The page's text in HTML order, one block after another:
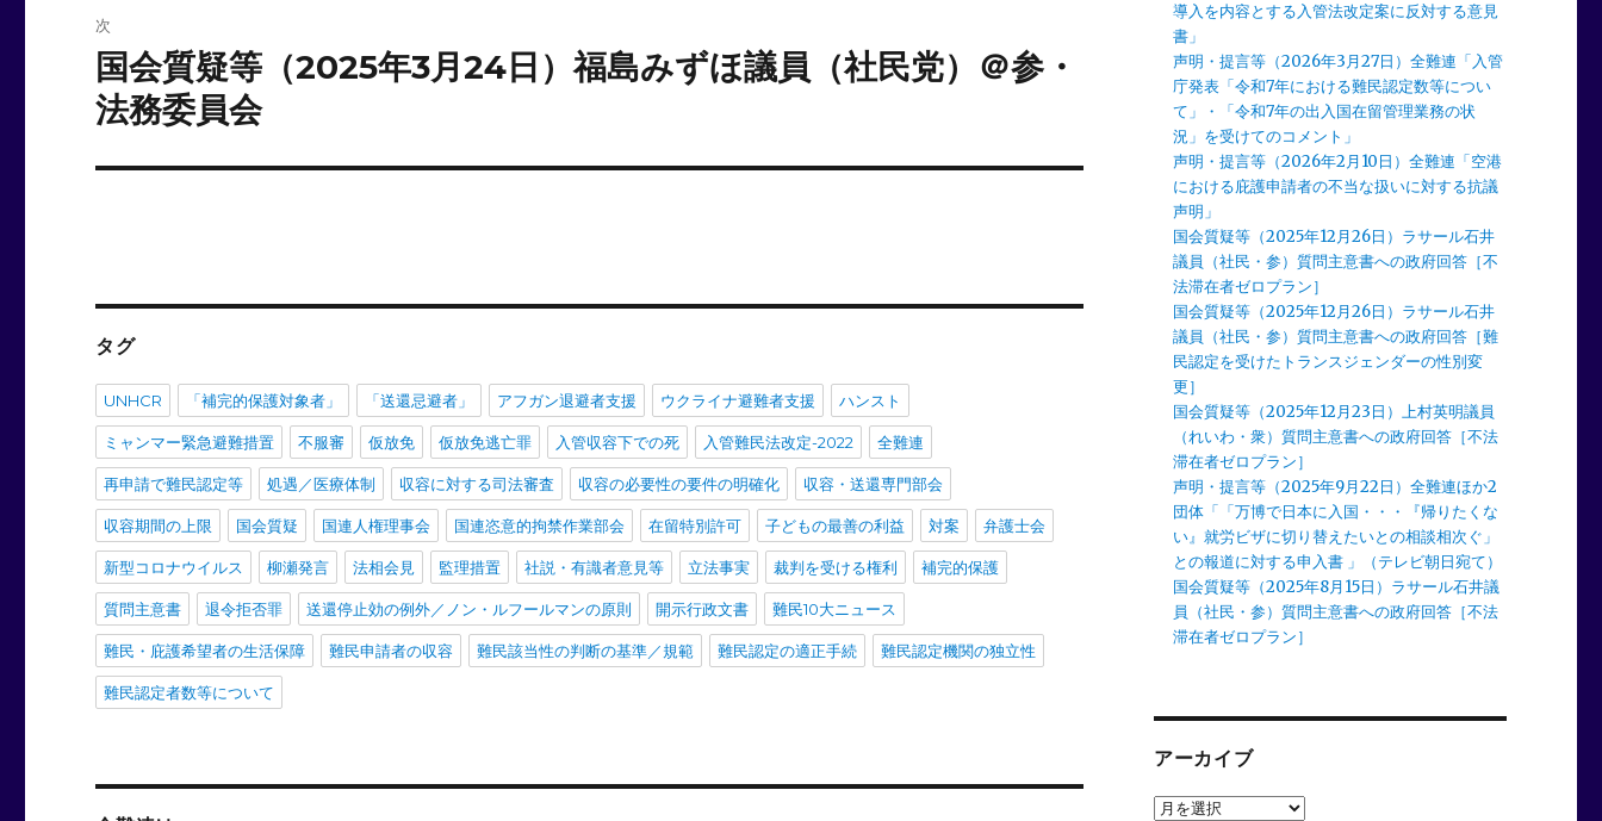
ゲ
ー
稿:
次
次
の
投
稿:
国会質疑等（2025年3月24日）福島みずほ議員（社民党）＠参・
法務委員会
タグ
UNHCR 「補完的保護対象者」 「送還忌避者」 アフガン退避者支援 ウクライナ避難者支援 ハンスト
ミャンマー緊急避難措置 不服審 仮放免 仮放免逃亡罪 入管収容下での死 入管難民法改定-2022 全難連
再申請で難民認定等 処遇／医療体制 収容に対する司法審査 収容の必要性の要件の明確化 収容・送還専門部会
収容期間の上限 国会質疑 国連人権理事会 国連恣意的拘禁作業部会 在留特別許可 子どもの最善の利益 対案 弁護士会
新型コロナウイルス 柳瀬発言 法相会見 監理措置 社説・有識者意見等 立法事実 裁判を受ける権利 補完的保護
質問主意書 退令拒否罪 送還停止効の例外／ノン・ルフールマンの原則 開示行政文書 難民10大ニュース
難民・庇護希望者の生活保障 難民申請者の収容 難民該当性の判断の基準／規範 難民認定の適正手続 難民認定機関の独立性
難民認定者数等について
導入を内容とする入管法改定案に反対する意見
書」
声明・提言等（2026年3月27日）全難連「入管
庁発表「令和7年における難民認定数等につい
て」・「令和7年の出入国在留管理業務の状
況」を受けてのコメント」
声明・提言等（2026年2月10日）全難連「空港
における庇護申請者の不当な扱いに対する抗議
声明」
国会質疑等（2025年12月26日）ラサール石井
議員（社民・参）質問主意書への政府回答［不
法滞在者ゼロプラン］
国会質疑等（2025年12月26日）ラサール石井
議員（社民・参）質問主意書への政府回答［難
民認定を受けたトランスジェンダーの性別変
更］
国会質疑等（2025年12月23日）上村英明議員
（れいわ・衆）質問主意書への政府回答［不法
滞在者ゼロプラン］
声明・提言等（2025年9月22日）全難連ほか2
団体「「万博で日本に入国・・・『帰りたくな
い』就労ビザに切り替えたいとの相談相次ぐ」
との報道に対する申入書 」（テレビ朝日宛て）
国会質疑等（2025年8月15日）ラサール石井議
員（社民・参）質問主意書への政府回答［不法
滞在者ゼロプラン］
アーカイブ
ア